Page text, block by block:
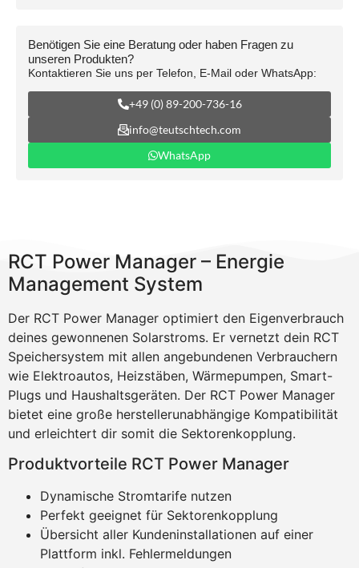
Benötigen Sie eine Beratung oder haben Fragen zu
unseren Produkten?
Kontaktieren Sie uns per Telefon, E-Mail oder WhatsApp:
+49 (0) 89-200-736-16
info@teutschtech.com
WhatsApp
RCT Power Manager – Energie
Management System
Der RCT Power Manager optimiert den Eigenverbrauch
deines gewonnenen Solarstroms. Er vernetzt dein RCT
Speichersystem mit allen angebundenen Verbrauchern
wie Elektroautos, Heizstäben, Wärmepumpen, Smart-
Plugs und Haushaltsgeräten. Der RCT Power Manager
bietet eine große herstellerunabhängige Kompatibilität
und erleichtert dir somit die Sektorenkopplung.
Produktvorteile RCT Power Manager
Dynamische Stromtarife nutzen
Perfekt geeignet für Sektorenkopplung
Übersicht aller Kundeninstallationen auf einer
Plattform inkl. Fehlermeldungen